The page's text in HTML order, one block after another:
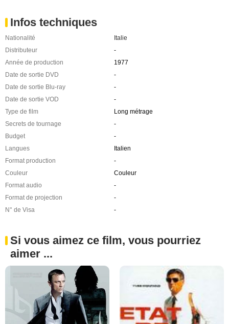
Infos techniques
Nationalité
Italie
Distributeur
-
Année de production
1977
Date de sortie DVD
-
Date de sortie Blu-ray
-
Date de sortie VOD
-
Type de film
Long métrage
Secrets de tournage
-
Budget
-
Langues
Italien
Format production
-
Couleur
Couleur
Format audio
-
Format de projection
-
N° de Visa
-
Si vous aimez ce film, vous pourriez
aimer ...